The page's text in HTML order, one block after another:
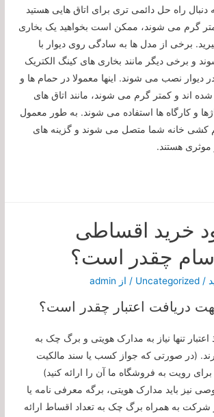
دنبال راه حل دائمی تری برای اتاق هایی هستید
گرم می شوند، ممکن است بخواهید یک بخاری
برخی از مدل ها به سادگی روی دیوار با
و برخی دیگر مانند بخاری های کینگ الکتریک
دیوار نصب می شوند. اینها معمولا در حمام ها و
اند و کمتر گرم می شوند، مانند اتاق های
و کارگاه ها استفاده می شوند. به طور معمول
کشی خانه شما متصل می شوند و گزینه های
موثری هستند.
خرید اقساطی
سام چقدر است؟
/
Uncategorized / از admin
دریافت اعتبار چقدر است؟
اعتبار تنها نیاز به مدارک هویتی و برگ چک به
(در صورتی که جواز کسب یا سند مالکیت
برای رویت به فروشگاه ما آن را ارائه کنید)
نیز باید مدارک هویتی، برگه معرفی نامه یا
به همراه برگ چک به تعداد اقساط ارائه